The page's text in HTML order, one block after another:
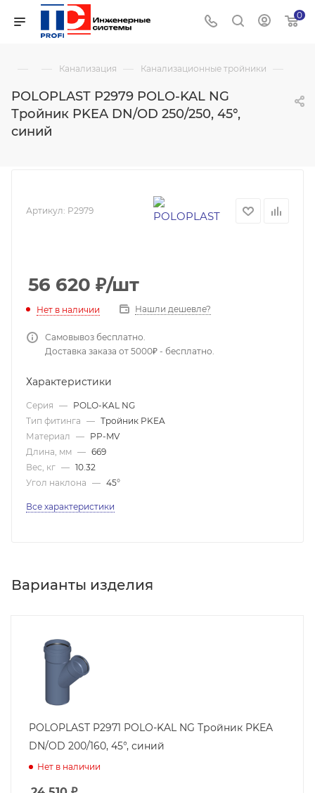
0
— — Канализация — Канализационные тройники —
POLOPLAST P2979 POLO-KAL NG
Тройник PKEA DN/OD 250/250, 45°,
синий
Артикул: P2979
56 620 ₽/шт
Нет в наличии Нашли дешевле?
Самовывоз бесплатно.
Доставка заказа от 5000₽ - бесплатно.
Характеристики
Серия — POLO-KAL NG
Тип фитинга — Тройник PKEA
Материал — PP-MV
Длина, мм — 669
Вес, кг — 10.32
Угол наклона — 45°
Все характеристики
Варианты изделия
POLOPLAST P2971 POLO-KAL NG Тройник PKEA
DN/OD 200/160, 45°, синий
Нет в наличии